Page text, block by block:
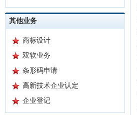
其他业务
商标设计
双软业务
条形码申请
高新技术企业认定
企业登记